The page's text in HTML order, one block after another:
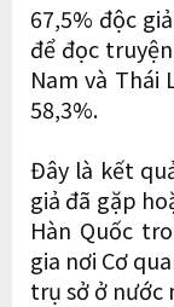
67,5% độc
để đọc
Nam và Thái
58,3%.
Đây là kết
giả đã gặp
Hàn Quốc
gia nơi Cơ
trụ sở ở nước